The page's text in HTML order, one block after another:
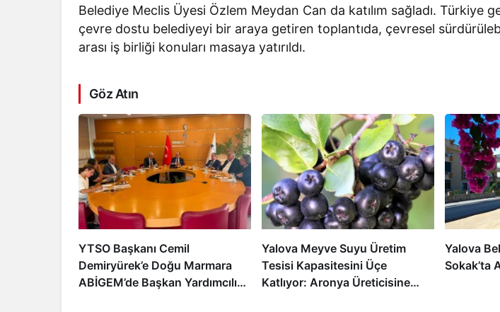
Belediye Meclis Üyesi Özlem Meydan Can da katılım sağladı. Türkiye
çevre dostu belediyeyi bir araya getiren toplantıda, çevresel
arası iş birliği konuları masaya yatırıldı.
Göz Atın
YTSO Başkanı Cemil
Demiryürek’e Doğu Marmara
ABİGEM’de Başkan Yardımcılığı
Yalova Meyve Suyu Üretim
Tesisi Kapasitesini Üçe
Katlıyor: Aronya Üreticisine
Yalova
Sokak’ta